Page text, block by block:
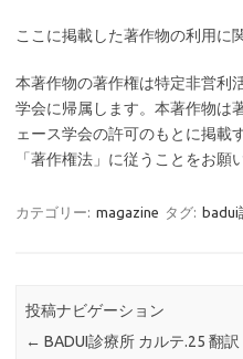
ここに掲載した著作物の利用に
本著作物の著作権は特定非営利
学会に帰属します。本著作物は
ェース学会の許可のもとに掲載
「著作権法」に従うことをお願
カテゴリー: magazine タグ: badui
投稿ナビゲーション
← BADUI診療所 カルテ.25 翻訳